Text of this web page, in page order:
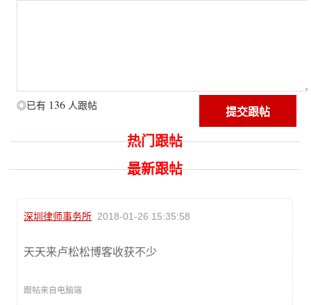
◎已有 136 人跟帖
热门跟帖
最新跟帖
深圳律师事务所 2018-01-26 15:35:58
天天来卢松松博客收获不少
跟帖来自电脑端